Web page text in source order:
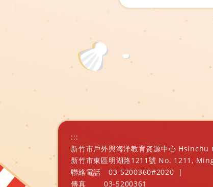
:::
新竹市戶外與海洋教育資源中心
新竹市東區明湖路1211號 No. 1211,
聯絡電話
03-5200360#2020
|
傳真
03-5200361